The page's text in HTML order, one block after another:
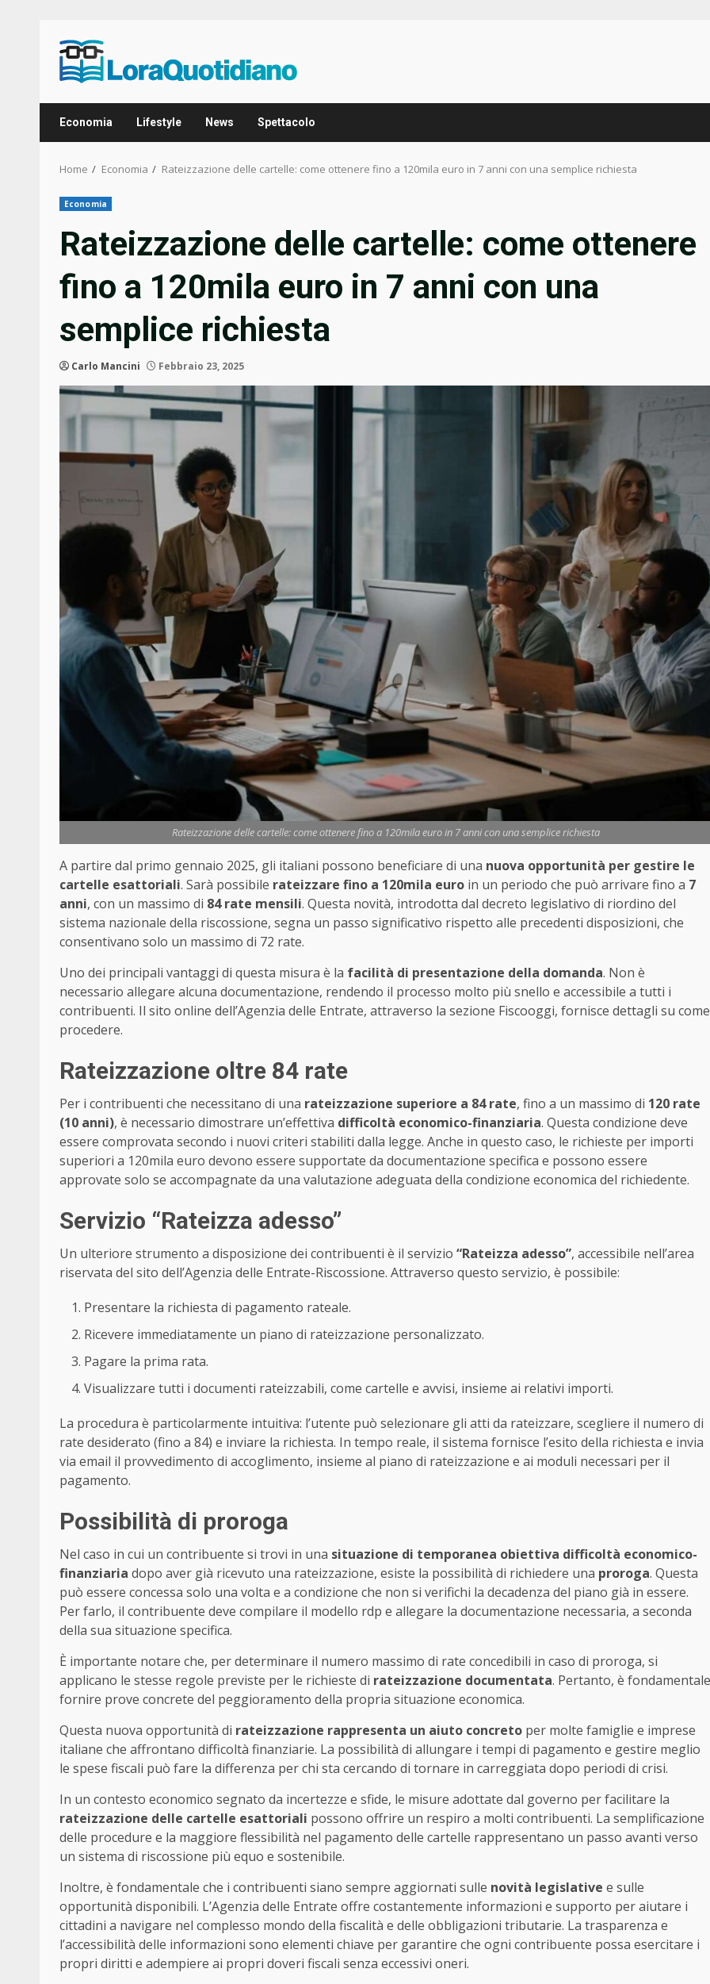
content
Economia Lifestyle News Spettacolo
Home Economia Rateizzazione delle cartelle: come ottenere fino a 120mila euro in 7 anni con una semplice richiesta
Economia
Rateizzazione delle cartelle: come ottenere
fino a 120mila euro in 7 anni con una
semplice richiesta
Carlo Mancini Febbraio 23, 2025
Rateizzazione delle cartelle: come ottenere fino a 120mila euro in 7 anni con una semplice richiesta
A partire dal primo gennaio 2025, gli italiani possono beneficiare di una nuova opportunità per gestire le
cartelle esattoriali. Sarà possibile rateizzare fino a 120mila euro in un periodo che può arrivare fino a 7
anni, con un massimo di 84 rate mensili. Questa novità, introdotta dal decreto legislativo di riordino del
sistema nazionale della riscossione, segna un passo significativo rispetto alle precedenti disposizioni, che
consentivano solo un massimo di 72 rate.
Uno dei principali vantaggi di questa misura è la facilità di presentazione della domanda. Non è
necessario allegare alcuna documentazione, rendendo il processo molto più snello e accessibile a tutti i
contribuenti. Il sito online dell’Agenzia delle Entrate, attraverso la sezione Fiscooggi, fornisce dettagli su come
procedere.
Rateizzazione oltre 84 rate
Per i contribuenti che necessitano di una rateizzazione superiore a 84 rate, fino a un massimo di 120 rate
(10 anni), è necessario dimostrare un’effettiva difficoltà economico-finanziaria. Questa condizione deve
essere comprovata secondo i nuovi criteri stabiliti dalla legge. Anche in questo caso, le richieste per importi
superiori a 120mila euro devono essere supportate da documentazione specifica e possono essere
approvate solo se accompagnate da una valutazione adeguata della condizione economica del richiedente.
Servizio “Rateizza adesso”
Un ulteriore strumento a disposizione dei contribuenti è il servizio “Rateizza adesso”, accessibile nell’area
riservata del sito dell’Agenzia delle Entrate-Riscossione. Attraverso questo servizio, è possibile:
Presentare la richiesta di pagamento rateale.
Ricevere immediatamente un piano di rateizzazione personalizzato.
Pagare la prima rata.
Visualizzare tutti i documenti rateizzabili, come cartelle e avvisi, insieme ai relativi importi.
La procedura è particolarmente intuitiva: l’utente può selezionare gli atti da rateizzare, scegliere il numero di
rate desiderato (fino a 84) e inviare la richiesta. In tempo reale, il sistema fornisce l’esito della richiesta e invia
via email il provvedimento di accoglimento, insieme al piano di rateizzazione e ai moduli necessari per il
pagamento.
Possibilità di proroga
Nel caso in cui un contribuente si trovi in una situazione di temporanea obiettiva difficoltà economico-
finanziaria dopo aver già ricevuto una rateizzazione, esiste la possibilità di richiedere una proroga. Questa
può essere concessa solo una volta e a condizione che non si verifichi la decadenza del piano già in essere.
Per farlo, il contribuente deve compilare il modello rdp e allegare la documentazione necessaria, a seconda
della sua situazione specifica.
È importante notare che, per determinare il numero massimo di rate concedibili in caso di proroga, si
applicano le stesse regole previste per le richieste di rateizzazione documentata. Pertanto, è fondamentale
fornire prove concrete del peggioramento della propria situazione economica.
Questa nuova opportunità di rateizzazione rappresenta un aiuto concreto per molte famiglie e imprese
italiane che affrontano difficoltà finanziarie. La possibilità di allungare i tempi di pagamento e gestire meglio
le spese fiscali può fare la differenza per chi sta cercando di tornare in carreggiata dopo periodi di crisi.
In un contesto economico segnato da incertezze e sfide, le misure adottate dal governo per facilitare la
rateizzazione delle cartelle esattoriali possono offrire un respiro a molti contribuenti. La semplificazione
delle procedure e la maggiore flessibilità nel pagamento delle cartelle rappresentano un passo avanti verso
un sistema di riscossione più equo e sostenibile.
Inoltre, è fondamentale che i contribuenti siano sempre aggiornati sulle novità legislative e sulle
opportunità disponibili. L’Agenzia delle Entrate offre costantemente informazioni e supporto per aiutare i
cittadini a navigare nel complesso mondo della fiscalità e delle obbligazioni tributarie. La trasparenza e
l’accessibilità delle informazioni sono elementi chiave per garantire che ogni contribuente possa esercitare i
propri diritti e adempiere ai propri doveri fiscali senza eccessivi oneri.